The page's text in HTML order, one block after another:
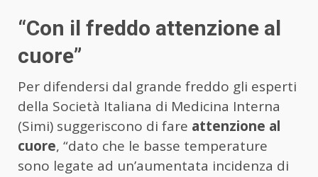
“Con il freddo attenzione al
cuore”
Per difendersi dal grande freddo gli esperti
della Società Italiana di Medicina Interna
(Simi) suggeriscono di fare attenzione al
cuore, “dato che le basse temperature
sono legate ad un’aumentata incidenza di